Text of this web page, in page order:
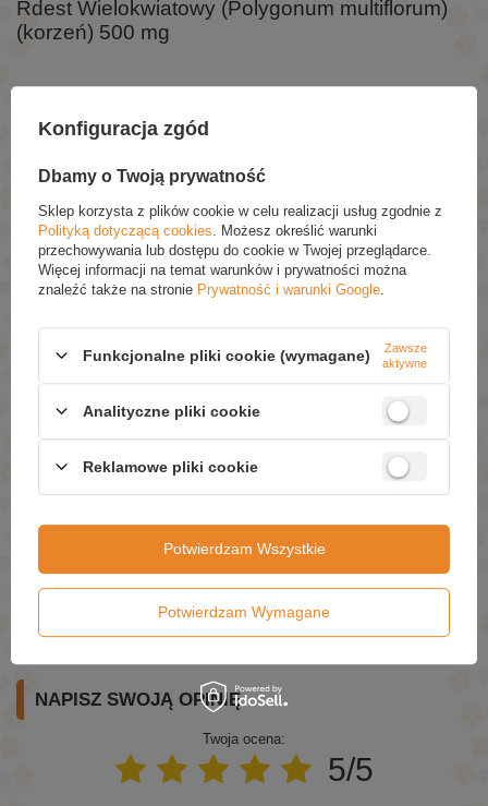
Rdest Wielokwiatowy (Polygonum multiflorum)
(korzeń) 500 mg
Rdest wielokwiatowy, kapsułka: żelatyna, celuloza mikrokrystaliczna,
krzemionka.
ZAPYTAJ O PRODUKT
Jeżeli powyższy opis jest dla Ciebie niewystarczający, prześlij nam
swoje pytanie odnośnie tego produktu. Postaramy się odpowiedzieć tak
polityką prywatności
E-mail
Wyślij
NAPISZ SWOJĄ OPINIĘ
Twoja ocena:
5/5
Konfiguracja zgód
Dbamy o Twoją prywatność
Sklep korzysta z plików cookie w celu realizacji usług zgodnie z
Polityką dotyczącą cookies . Możesz określić warunki
przechowywania lub dostępu do cookie w Twojej przeglądarce.
Więcej informacji na temat warunków i prywatności można
znaleźć także na stronie Prywatność i warunki Google
Funkcjonalne pliki cookie (wymagane)
Zawsze
aktywne
Analityczne pliki cookie
Reklamowe pliki cookie
Potwierdzam Wymagane
Potwierdzam Wszystkie